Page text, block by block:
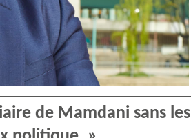
de Mamdani sans les